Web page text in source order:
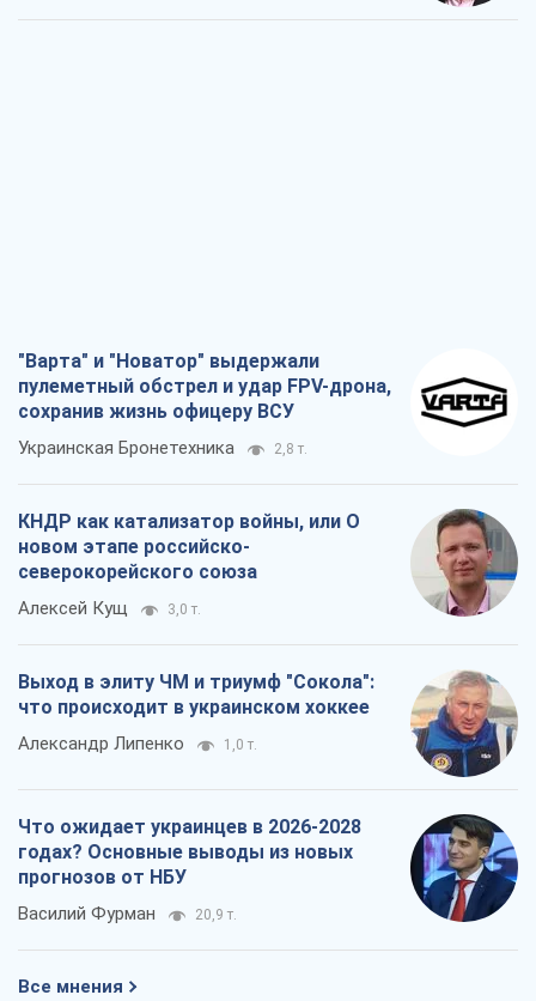
"Варта" и "Новатор" выдержали
пулеметный обстрел и удар FPV-дрона,
сохранив жизнь офицеру ВСУ
Украинская Бронетехника 2,8 т.
КНДР как катализатор войны, или О
новом этапе российско-
северокорейского союза
Алексей Кущ 3,0 т.
Выход в элиту ЧМ и триумф "Сокола":
что происходит в украинском хоккее
Александр Липенко 1,0 т.
Что ожидает украинцев в 2026-2028
годах? Основные выводы из новых
прогнозов от НБУ
Василий Фурман 20,9 т.
Все мнения